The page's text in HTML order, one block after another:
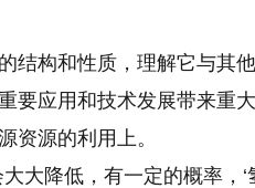
结构和性质，理解它与其
要应用和技术发展带来重大
资源的利用上。
大降低，有一定的概率，‘